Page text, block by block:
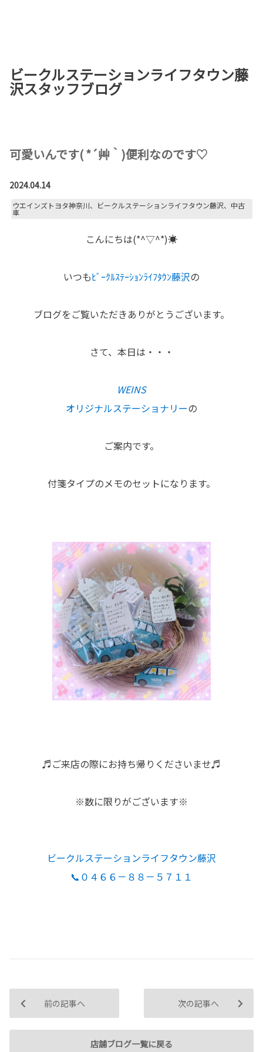
中古車を探す
お得情報
法人のお客様
0800-080-5365
ビークルステーションライフタウン藤
沢スタッフブログ
可愛いんです( *´艸｀)便利なのです♡
2024.04.14
ウエインズトヨタ神奈川、ビークルステーションライフタウン藤沢、中古
車
こんにちは(*^▽^*)☀
いつもﾋﾞｰｸﾙｽﾃｰｼｮﾝﾗｲﾌﾀｳﾝ藤沢の
ブログをご覧いただきありがとうございます。
さて、本日は・・・
WEINS
オリジナルステーショナリーの
ご案内です。
付箋タイプのメモのセットになります。
♬ご来店の際にお持ち帰りくださいませ♬
※数に限りがございます※
ビークルステーションライフタウン藤沢
📞０４６６－８８－５７１１
前の記事へ
店舗ブログ一覧に戻る
次の記事へ